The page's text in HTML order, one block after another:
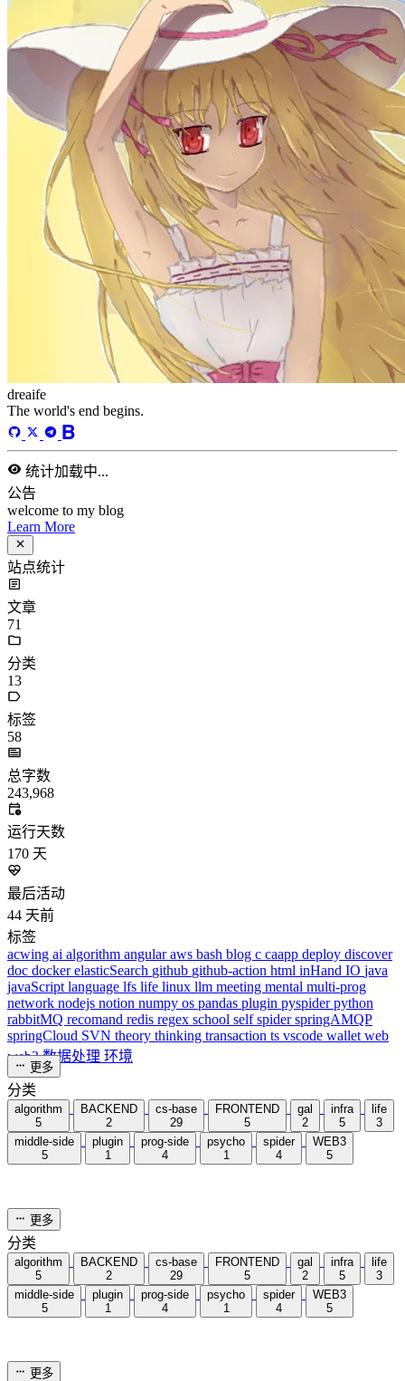
更多
algorithm
5
BACKEND
cs-base
29
FRONTEND
5
gal
2
infra
5
middle-side
plugin
prog-side
4
psycho
spider
4
WEB3
5
更多
algorithm
BACKEND
2
cs-base
29
FRONTEND
5
infra
life
plugin
1
prog-side
4
psycho
spider
6112 字
17 分钟
初涉正则表达式
2024-01-12
prog-side
/
regex
统计加载中...